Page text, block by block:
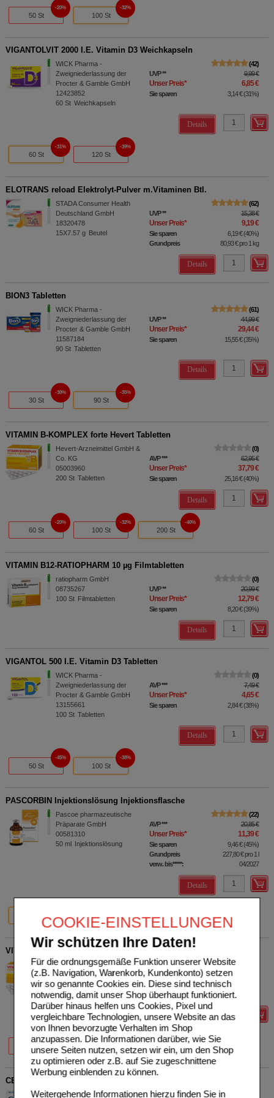
COOKIE-EINSTELLUNGEN
Wir schützen Ihre Daten!
Für die ordnungsgemäße Funktion unserer Website
(z.B. Navigation, Warenkorb, Kundenkonto) setzen
wir so genannte Cookies ein. Diese sind technisch
notwendig, damit unser Shop überhaupt funktioniert.
Darüber hinaus helfen uns Cookies, Pixel und
vergleichbare Technologien, unsere Website an das
von Ihnen bevorzugte Verhalten im Shop
anzupassen. Die Informationen darüber, wie Sie
unsere Seiten nutzen, setzen wir ein, um den Shop
zu optimieren oder z.B. auf Sie zugeschnittene
Werbung einblenden zu können.
Weitergehende Informationen hierzu finden Sie in
50 St
20%
100 St
32%
VIGANTOLVIT 2000 I.E. Vitamin D3 Weichkapseln
WICK Pharma -
Zweigniederlassung der
Procter & Gamble GmbH
12423852
60 St Weichkapseln
42
UVP** 9,99 €
Unser Preis* 6,85 €
Sie sparen 3,14 €(31%)
Details
60 St
31%
120 St
39%
ELOTRANS reload Elektrolyt-Pulver m.Vitaminen Btl.
STADA Consumer Health
Deutschland GmbH
18320478
15X7.57 g Beutel
62
UVP** 15,38 €
Unser Preis* 9,19 €
Sie sparen 6,19 €(40%)
Grundpreis
80,93 €pro 1 kg
Details
BION3 Tabletten
WICK Pharma -
Zweigniederlassung der
Procter & Gamble GmbH
11587184
90 St Tabletten
61
UVP** 44,99 €
Unser Preis* 29,44 €
Sie sparen 15,55 €(35%)
Details
30 St
30%
90 St
35%
VITAMIN B-KOMPLEX forte Hevert Tabletten
Hevert-Arzneimittel GmbH &
Co. KG
05003960
200 St Tabletten
0
AVP*** 62,95 €
Unser Preis* 37,79 €
Sie sparen 25,16 €(40%)
Details
60 St
20%
100 St
32%
200 St
40%
VITAMIN B12-RATIOPHARM 10 µg Filmtabletten
ratiopharm GmbH
08735267
100 St Filmtabletten
0
UVP** 20,99 €
Unser Preis* 12,79 €
Sie sparen 8,20 €(39%)
Details
VIGANTOL 500 I.E. Vitamin D3 Tabletten
WICK Pharma -
Zweigniederlassung der
Procter & Gamble GmbH
13155661
100 St Tabletten
0
AVP*** 7,49 €
Unser Preis* 4,65 €
Sie sparen 2,84 €(38%)
Details
50 St
45%
100 St
38%
PASCORBIN Injektionslösung Injektionsflasche
Pascoe pharmazeutische
Präparate GmbH
00581310
50 ml Injektionslösung
22
AVP*** 20,85 €
Unser Preis* 11,39 €
Sie sparen 9,46 €(45%)
Grundpreis
227,80 €pro 1 l
verw. bis*****:
04/2027
Details
20X50 ml 60X50 ml
VITAMIN B-KOMPLEX forte Hevert Tabletten
Hevert-Arzneimittel GmbH &
Co. KG
05003931
100St Tabletten
AVP***
Unser Preis*
Sie sparen 11,26 €
Details
20%
100 St
32%
200 St
40%
CETEBE ABWEHR plus Vitamin C+Vitamin D3+Zink Kaps.
STADA Consumer Health